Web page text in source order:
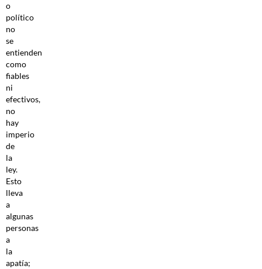
o
político
no
se
entienden
como
fiables
ni
efectivos,
no
hay
imperio
de
la
ley.
Esto
lleva
a
algunas
personas
a
la
apatía;